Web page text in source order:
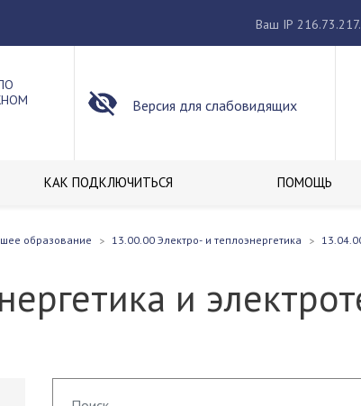
Ваш IP
Версия для слабовидящих
КАК ПОДКЛЮЧИТЬСЯ ПОМОЩЬ
образование 13.00.00 Электро- и теплоэнергетика
и